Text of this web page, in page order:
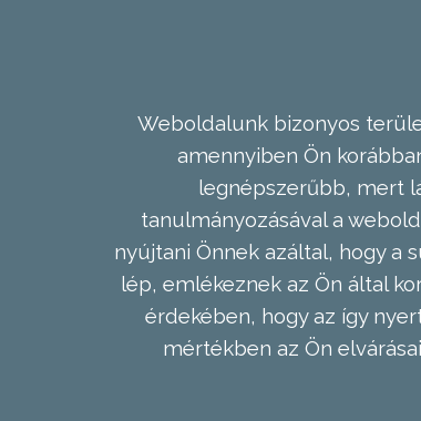
Weboldalunk bizonyos
amennyiben Ön
legnépszerűbb, mert
tanulmányozásával a
nyújtani Önnek azáltal, hogy a
lép, emlékeznek az Ön által
érdekében, hogy az így
mértékben az Ön